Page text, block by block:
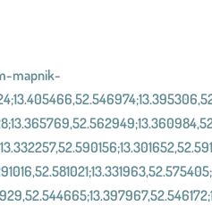
mapnik-